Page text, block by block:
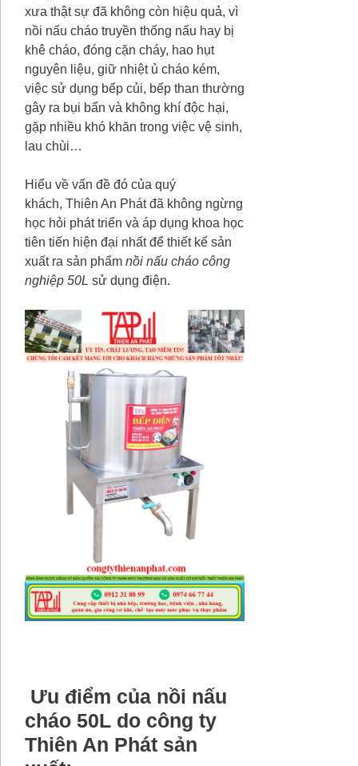
xưa thật sự đã không còn hiệu quả, vì
nồi nấu cháo truyền thống nấu hay bị
khê cháo, đóng cặn cháy, hao hụt
nguyên liệu, giữ nhiệt ủ cháo kém,
việc sử dụng bếp củi, bếp than thường
gây ra bụi bẩn và không khí độc hại,
gặp nhiều khó khăn trong việc vệ sinh,
lau chùi…
Hiểu về vấn đề đó của quý
khách, Thiên An Phát đã không ngừng
học hỏi phát triển và áp dụng khoa học
tiên tiến hiện đại nhất để thiết kế sản
xuất ra sản phẩm nồi nấu cháo công
nghiệp 50L sử dụng điện.
Ưu điểm của nồi nấu
cháo 50L do công ty
Thiên An Phát sản